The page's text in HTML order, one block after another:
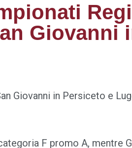
Giovanni
Giovanni in Persiceto e
F promo A, mentre